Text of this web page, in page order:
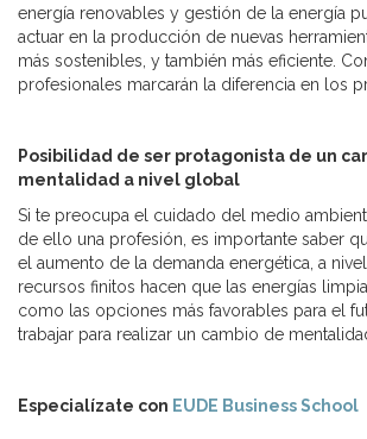
energía renovables y gestión de la energía
actuar en la producción de nuevas
más sostenibles, y también más eficiente.
profesionales marcarán la diferencia en los
Posibilidad de ser protagonista de un
mentalidad a nivel global
Si te preocupa el cuidado del medio
de ello una profesión, es importante saber
el aumento de la demanda energética, a
recursos finitos hacen que las energías
como las opciones más favorables para el
trabajar para realizar un cambio de
Especialízate con EUDE Business School